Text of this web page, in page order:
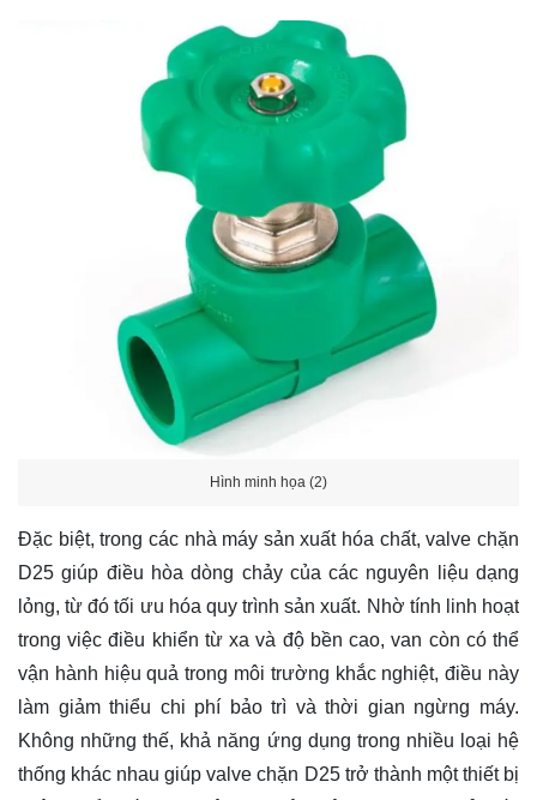
Hình minh họa (2)
Đặc biệt, trong các nhà máy sản xuất hóa chất, valve chặn
D25 giúp điều hòa dòng chảy của các nguyên liệu dạng
lỏng, từ đó tối ưu hóa quy trình sản xuất. Nhờ tính linh hoạt
trong việc điều khiển từ xa và độ bền cao, van còn có thể
vận hành hiệu quả trong môi trường khắc nghiệt, điều này
làm giảm thiểu chi phí bảo trì và thời gian ngừng máy.
Không những thế, khả năng ứng dụng trong nhiều loại hệ
thống khác nhau giúp valve chặn D25 trở thành một thiết bị